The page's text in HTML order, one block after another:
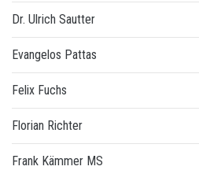
Dr. Ulrich Sautter
Evangelos Pattas
Felix Fuchs
Florian Richter
Frank Kämmer MS